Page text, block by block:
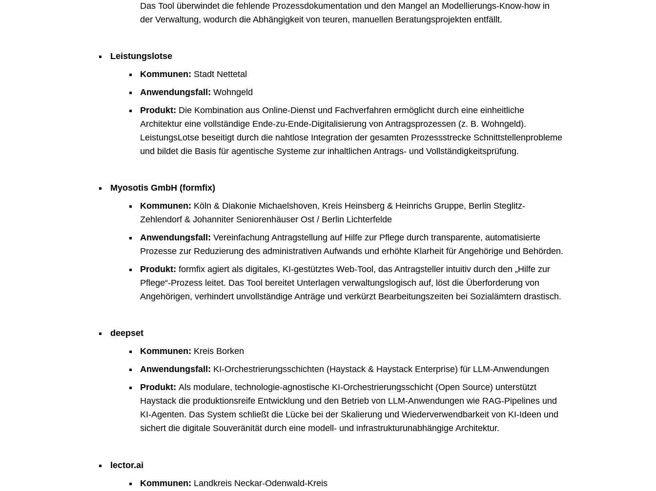
Das Tool überwindet die fehlende Prozessdokumentation und den Mangel an Modellierungs-Know-how in
der Verwaltung, wodurch die Abhängigkeit von teuren, manuellen Beratungsprojekten entfällt.
Leistungslotse
Kommunen: Stadt Nettetal
Anwendungsfall: Wohngeld
Produkt: Die Kombination aus Online-Dienst und Fachverfahren ermöglicht durch eine einheitliche
Architektur eine vollständige Ende-zu-Ende-Digitalisierung von Antragsprozessen (z. B. Wohngeld).
LeistungsLotse beseitigt durch die nahtlose Integration der gesamten Prozessstrecke Schnittstellenprobleme
und bildet die Basis für agentische Systeme zur inhaltlichen Antrags- und Vollständigkeitsprüfung.
Myosotis GmbH (formfix)
Kommunen: Köln & Diakonie Michaelshoven, Kreis Heinsberg & Heinrichs Gruppe, Berlin Steglitz-
Zehlendorf & Johanniter Seniorenhäuser Ost / Berlin Lichterfelde
Anwendungsfall: Vereinfachung Antragstellung auf Hilfe zur Pflege durch transparente, automatisierte
Prozesse zur Reduzierung des administrativen Aufwands und erhöhte Klarheit für Angehörige und Behörden.
Produkt: formfix agiert als digitales, KI-gestütztes Web-Tool, das Antragsteller intuitiv durch den „Hilfe zur
Pflege“-Prozess leitet. Das Tool bereitet Unterlagen verwaltungslogisch auf, löst die Überforderung von
Angehörigen, verhindert unvollständige Anträge und verkürzt Bearbeitungszeiten bei Sozialämtern drastisch.
deepset
Kommunen: Kreis Borken
Anwendungsfall: KI-Orchestrierungsschichten (Haystack & Haystack Enterprise) für LLM-Anwendungen
Produkt: Als modulare, technologie-agnostische KI-Orchestrierungsschicht (Open Source) unterstützt
Haystack die produktionsreife Entwicklung und den Betrieb von LLM-Anwendungen wie RAG-Pipelines und
KI-Agenten. Das System schließt die Lücke bei der Skalierung und Wiederverwendbarkeit von KI-Ideen und
sichert die digitale Souveränität durch eine modell- und infrastrukturunabhängige Architektur.
lector.ai
Kommunen: Landkreis Neckar-Odenwald-Kreis